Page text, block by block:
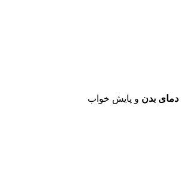
دمای بدن و پایش خواب